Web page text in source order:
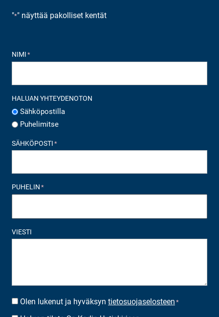
"*" näyttää pakolliset kentät
NIMI *
HALUAN YHTEYDENOTON
Sähköpostilla
Puhelimitse
SÄHKÖPOSTI *
PUHELIN *
VIESTI
SUOSTUMUS*
Olen lukenut ja hyväksyn tietosuojaselosteen *